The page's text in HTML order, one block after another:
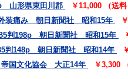
山形県東田川郡
￥11,000 （送料
外装痛み 朝日新聞社 昭和15年
B5判198p 朝日新聞社 昭和15年
判148p 朝日新聞社 昭和14年
国文化協会 大正14年
￥3,300